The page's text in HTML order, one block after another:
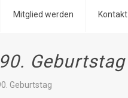
Mitglied werden Kontakt
Geburtstag
Geburtstag